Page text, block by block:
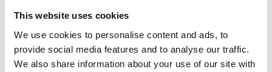
This website uses cookies
We use cookies to personalise content and ads, to
provide social media features and to analyse our traffic.
We also share information about your use of our site with
Muralmålningen Prinsessan Hapunda skapades
2019 på fasaden som vetter ut mot Nyebrogatan
på Kulturskolan.